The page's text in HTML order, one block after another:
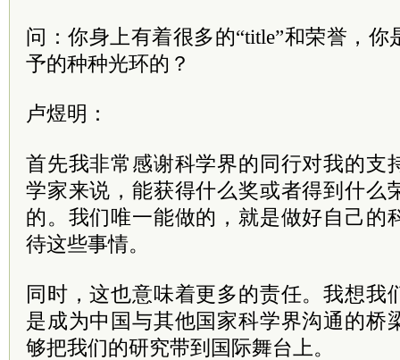
问：你身上有着很多的“title”和荣誉，
予的种种光环的？
卢煜明：
首先我非常感谢科学界的同行对我的支
学家来说，能获得什么奖或者得到什么
的。我们唯一能做的，就是做好自己的
待这些事情。
同时，这也意味着更多的责任。我想我
是成为中国与其他国家科学界沟通的桥
够把我们的研究带到国际舞台上。